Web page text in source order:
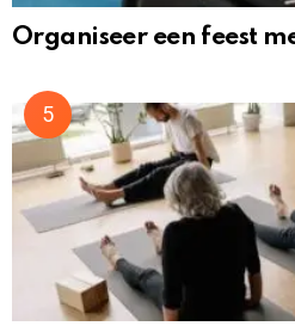
Organiseer een feest